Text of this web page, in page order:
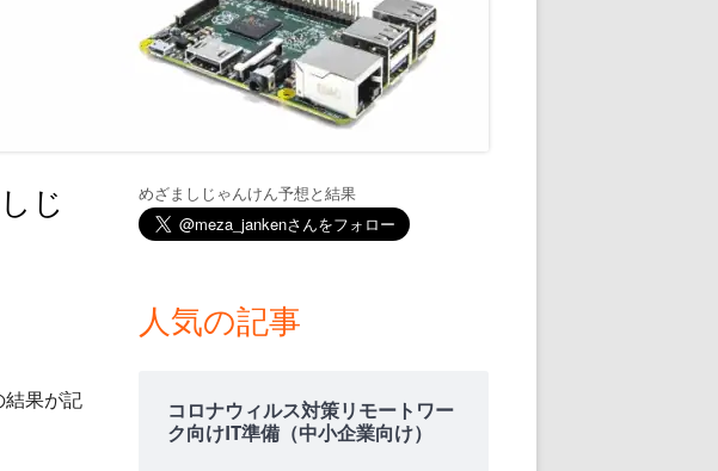
雨が降り出す前に通知②ピンポイント雨予
NATUREREMOAPIで蓄積する室温・湿
じ
結果が記
メ
ン
めざましじゃんけん予想と結果
人気の記事
コロナウィルス対策リモートワー
ク向けIT準備（中小企業向け）